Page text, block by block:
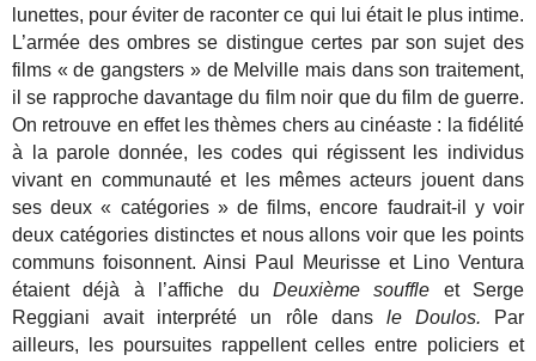
lunettes, pour éviter de raconter ce qui lui était le plus intime.
L’armée des ombres se distingue certes par son sujet des
films « de gangsters » de Melville mais dans son traitement,
il se rapproche davantage du film noir que du film de guerre.
On retrouve en effet les thèmes chers au cinéaste : la fidélité
à la parole donnée, les codes qui régissent les individus
vivant en communauté et les mêmes acteurs jouent dans
ses deux « catégories » de films, encore faudrait-il y voir
deux catégories distinctes et nous allons voir que les points
communs foisonnent. Ainsi Paul Meurisse et Lino Ventura
étaient déjà à l’affiche du Deuxième souffle et Serge
Reggiani avait interprété un rôle dans le Doulos. Par
ailleurs, les poursuites rappellent celles entre policiers et